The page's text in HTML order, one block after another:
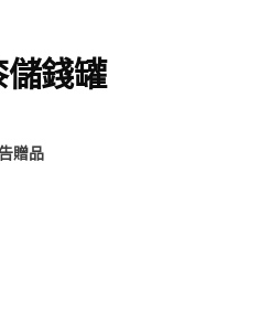
錢罐
贈品